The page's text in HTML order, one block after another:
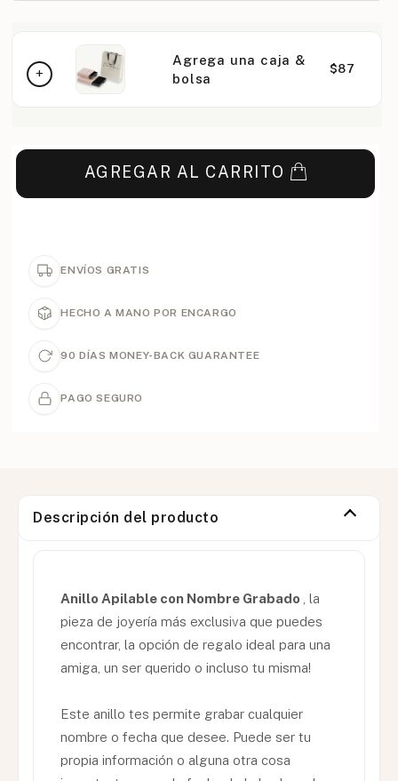
Agrega una caja &
bolsa
$87
AGREGAR AL CARRITO
ENVÍOS GRATIS
HECHO A MANO POR ENCARGO
90 DÍAS MONEY-BACK GUARANTEE
PAGO SEGURO
Descripción del producto
Anillo Apilable con Nombre Grabado
, la
pieza de joyería más exclusiva que puedes
encontrar, la opción de regalo ideal para una
amiga, un ser querido o incluso tu misma!
Este anillo tes permite grabar cualquier
nombre o fecha que desee. Puede ser tu
propia información o alguna otra cosa